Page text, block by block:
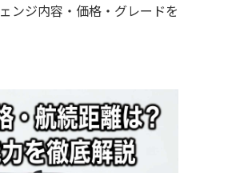
ンジ内容・価格・グレードを